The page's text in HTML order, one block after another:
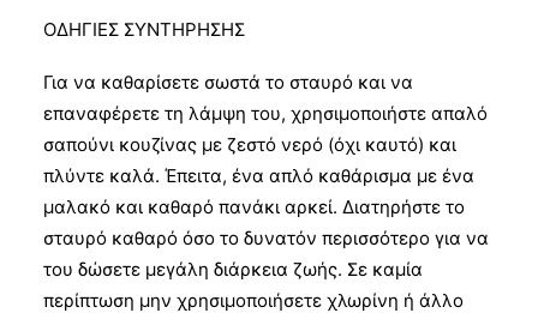
ΟΔΗΓΙΕΣ ΣΥΝΤΗΡΗΣΗΣ
Για να καθαρίσετε σωστά το σταυρό και να
επαναφέρετε τη λάμψη του, χρησιμοποιήστε απαλό
σαπούνι κουζίνας με ζεστό νερό (όχι καυτό) και
πλύντε καλά. Έπειτα, ένα απλό καθάρισμα με ένα
μαλακό και καθαρό πανάκι αρκεί. Διατηρήστε το
σταυρό καθαρό όσο το δυνατόν περισσότερο για να
του δώσετε μεγάλη διάρκεια ζωής. Σε καμία
περίπτωση μην χρησιμοποιήσετε χλωρίνη ή άλλο